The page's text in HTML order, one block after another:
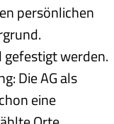
persönlichen
gefestigt werden.
Die AG als
eine